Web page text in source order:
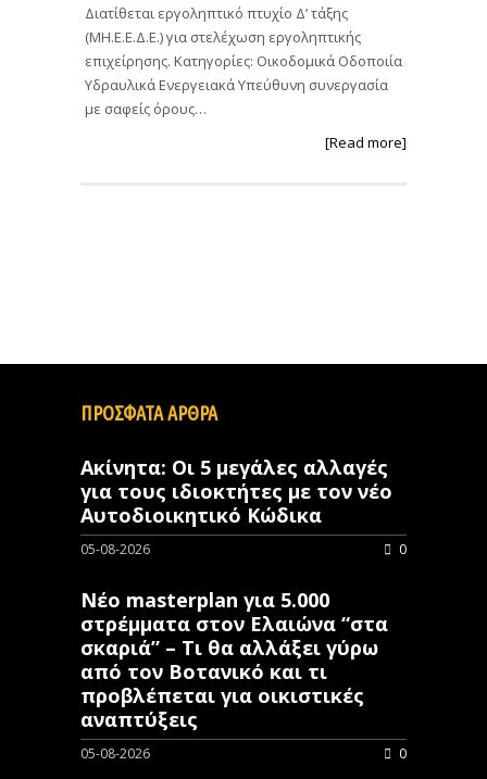
Διατίθεται εργοληπτικό πτυχίο Δ’ τάξης
(ΜΗ.Ε.Ε.Δ.Ε.) για στελέχωση εργοληπτικής
επιχείρησης. Κατηγορίες: Οικοδομικά Οδοποιία
Υδραυλικά Ενεργειακά Υπεύθυνη συνεργασία
με σαφείς όρους…
[Read more]
ΠΡΟΣΦΑΤΑ ΑΡΘΡΑ
Ακίνητα: Οι 5 μεγάλες αλλαγές
για τους ιδιοκτήτες με τον νέο
Αυτοδιοικητικό Κώδικα
05-08-2026 0
Νέο masterplan για 5.000
στρέμματα στον Ελαιώνα “στα
σκαριά” – Τι θα αλλάξει γύρω
από τον Βοτανικό και τι
προβλέπεται για οικιστικές
αναπτύξεις
05-08-2026 0